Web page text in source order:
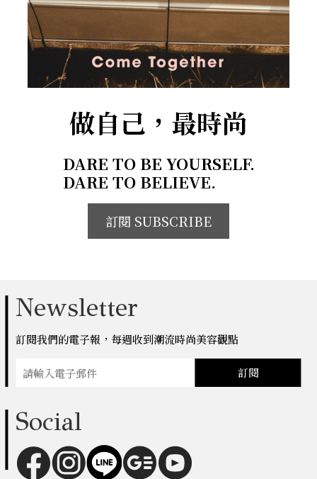
做自己，最時尚
DARE TO BE YOURSELF.
DARE TO BELIEVE.
訂閱 SUBSCRIBE
Newsletter
訂閱我們的電子報，每週收到潮流時尚美容觀點
訂閱
Social